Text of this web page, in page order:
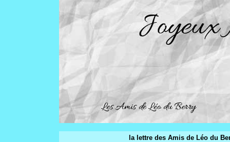
la lettre des Amis de Léo du